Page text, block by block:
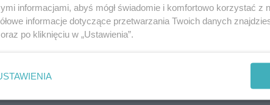
płytkę paznokciową i pod skórki to
Delikatne struktury paznokcia i
tego typu bakterii. Zmiany wywołane przez
informacjami, abyś mógł świadomie i komfortowo korzystać z
informacje dotyczące przetwarzania Twoich danych
oraz po kliknięciu w „Ustawienia”.